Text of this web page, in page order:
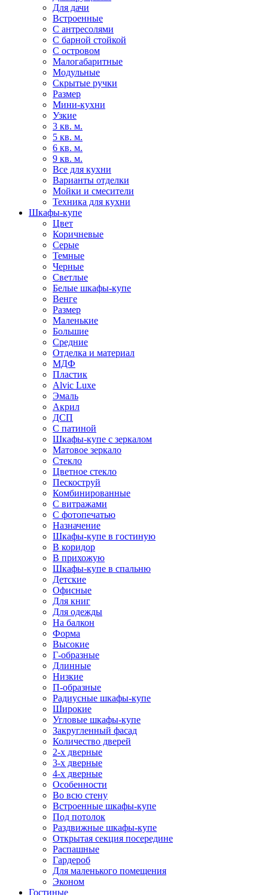
Для дачи
Встроенные
С антресолями
С барной стойкой
С островом
Малогабаритные
Модульные
Скрытые ручки
Размер
Мини-кухни
Узкие
3 кв. м.
5 кв. м.
6 кв. м.
9 кв. м.
Все для кухни
Варианты отделки
Мойки и смесители
Техника для кухни
Шкафы-купе
Цвет
Коричневые
Серые
Темные
Черные
Светлые
Белые шкафы-купе
Венге
Размер
Маленькие
Большие
Средние
Отделка и материал
МДФ
Пластик
Alvic Luxe
Эмаль
Акрил
ДСП
С патиной
Шкафы-купе с зеркалом
Матовое зеркало
Стекло
Цветное стекло
Пескоструй
Комбинированные
С витражами
С фотопечатью
Назначение
Шкафы-купе в гостиную
В коридор
В прихожую
Шкафы-купе в спальню
Детские
Офисные
Для книг
Для одежды
На балкон
Форма
Высокие
Г-образные
Длинные
Низкие
П-образные
Радиусные шкафы-купе
Широкие
Угловые шкафы-купе
Закругленный фасад
Количество дверей
2-х дверные
3-х дверные
4-х дверные
Особенности
Во всю стену
Встроенные шкафы-купе
Под потолок
Раздвижные шкафы-купе
Открытая секция посередине
Распашные
Гардероб
Для маленького помещения
Эконом
Гостиные